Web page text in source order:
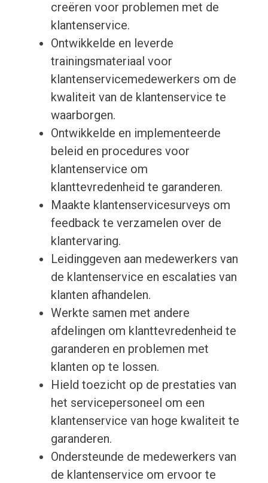
creëren voor problemen met de
klantenservice.
Ontwikkelde en leverde
trainingsmateriaal voor
klantenservicemedewerkers om de
kwaliteit van de klantenservice te
waarborgen.
Ontwikkelde en implementeerde
beleid en procedures voor
klantenservice om
klanttevredenheid te garanderen.
Maakte klantenservicesurveys om
feedback te verzamelen over de
klantervaring.
Leidinggeven aan medewerkers van
de klantenservice en escalaties van
klanten afhandelen.
Werkte samen met andere
afdelingen om klanttevredenheid te
garanderen en problemen met
klanten op te lossen.
Hield toezicht op de prestaties van
het servicepersoneel om een
klantenservice van hoge kwaliteit te
garanderen.
Ondersteunde de medewerkers van
de klantenservice om ervoor te